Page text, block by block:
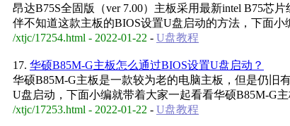
昂达B75S全固版（ver 7.00）主板采用最新intel B75芯
伴不知道这款主板的BIOS设置U盘启动的方法，下面小
/xtjc/17254.html - 2022-01-22 - U盘教程
17. 华硕B85M-G主板怎么通过BIOS设置U盘启动？
华硕B85M-G主板是一款较为老的电脑主板，但是仍旧
U盘启动，下面小编就带着大家一起看看华硕B85M-G
/xtjc/17253.html - 2022-01-22 - U盘教程